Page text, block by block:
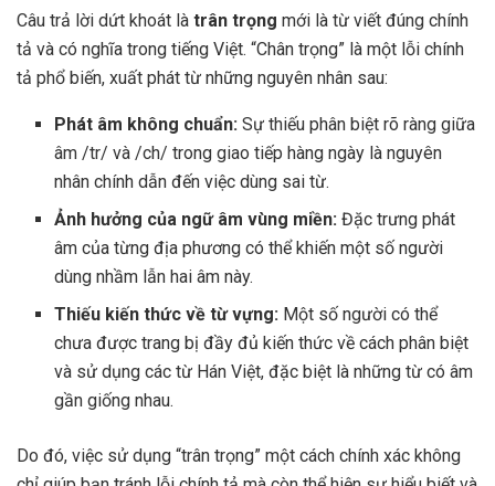
Câu trả lời dứt khoát là trân trọng mới là từ viết đúng chính
tả và có nghĩa trong tiếng Việt. “Chân trọng” là một lỗi chính
tả phổ biến, xuất phát từ những nguyên nhân sau:
Phát âm không chuẩn: Sự thiếu phân biệt rõ ràng giữa
âm /tr/ và /ch/ trong giao tiếp hàng ngày là nguyên
nhân chính dẫn đến việc dùng sai từ.
Ảnh hưởng của ngữ âm vùng miền: Đặc trưng phát
âm của từng địa phương có thể khiến một số người
dùng nhầm lẫn hai âm này.
Thiếu kiến thức về từ vựng: Một số người có thể
chưa được trang bị đầy đủ kiến thức về cách phân biệt
và sử dụng các từ Hán Việt, đặc biệt là những từ có âm
gần giống nhau.
Do đó, việc sử dụng “trân trọng” một cách chính xác không